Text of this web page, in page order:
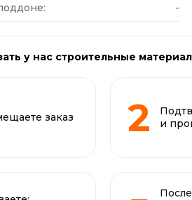
-
у нас строительные
заказ
и